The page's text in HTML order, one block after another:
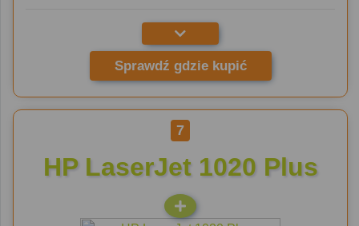
Sprawdź gdzie kupić
7
HP LaserJet 1020 Plus